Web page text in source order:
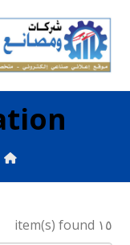
١٥ item(s) found